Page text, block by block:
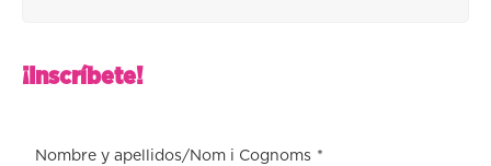
¡Inscríbete!
Nombre y apellidos/Nom i Cognoms *